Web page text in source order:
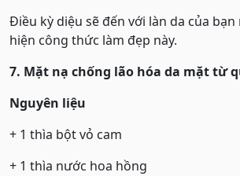
Điều kỳ diệu sẽ đến với làn da của
hiện công thức làm đẹp này.
7. Mặt nạ chống lão hóa da mặt từ
Nguyên liệu
+ 1 thìa bột vỏ cam
+ 1 thìa nước hoa hồng